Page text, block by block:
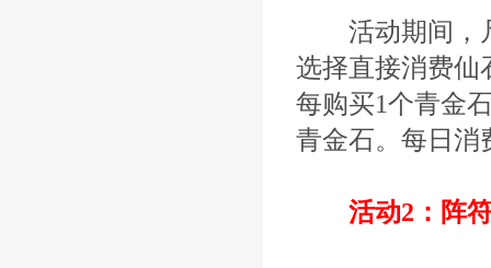
活动期间，凡
选择直接消费仙
每购买1个青金
青金石。每日消
活动2：阵符